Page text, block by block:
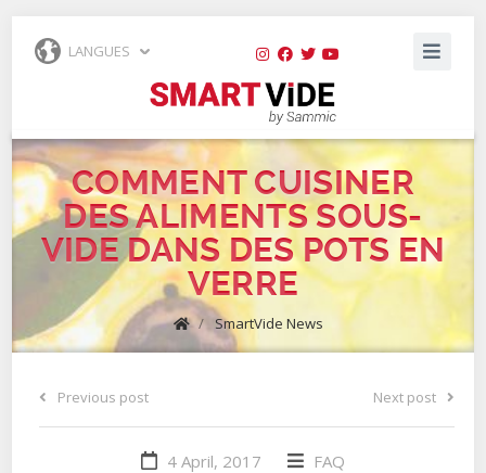
LANGUES
COMMENT CUISINER
DES ALIMENTS SOUS-
VIDE DANS DES POTS EN
VERRE
/ SmartVide News
Previous post Next post
4 April, 2017
FAQ